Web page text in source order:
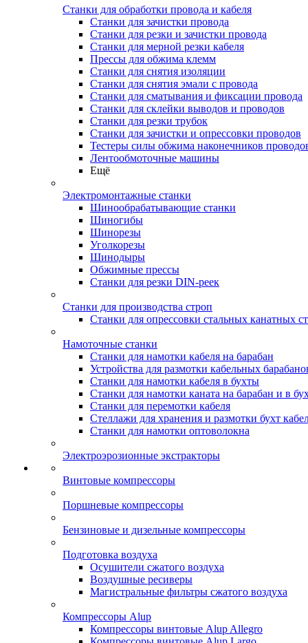
Станки для обработки провода и кабеля
Станки для зачистки провода
Станки для резки и зачистки провода
Станки для мерной резки кабеля
Прессы для обжима клемм
Станки для снятия изоляции
Станки для снятия эмали с провода
Станки для сматывания и фиксации провода
Станки для склейки выводов и проводов
Станки для резки трубок
Станки для зачистки и опрессовки проводов
Тестеры силы обжима наконечников
Лентообмоточные машины
Ещё
Электромонтажные станки
Шинообрабатывающие станки
Шиногибы
Шинорезы
Уголкорезы
Шинодыры
Обжимные прессы
Станки для резки DIN-реек
Станки для производства строп
Станки для опрессовки стальных канатных
Намоточные станки
Станки для намотки кабеля на барабан
Устройства для размотки кабельных
Станки для намотки кабеля в бухты
Станки для намотки каната на барабан и в
Станки для перемотки кабеля
Стеллажи для хранения и размотки бухт
Станки для намотки оптоволокна
Электроэрозионные экстракторы
Винтовые компрессоры
Поршневые компрессоры
Бензиновые и дизельные компрессоры
Подготовка воздуха
Осушители сжатого воздуха
Воздушные ресиверы
Магистральные фильтры сжатого воздуха
Компрессоры Alup
Компрессоры винтовые Alup Allegro